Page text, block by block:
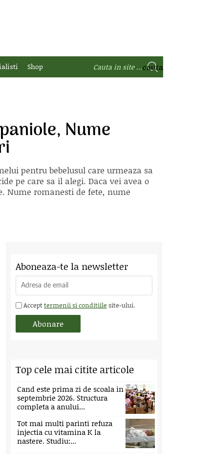
Shop
Nume
pentru bebelusul care urmeaza sa
pe care sa il alegi. Daca vei avea o
Nume romanesti de fete, nume
Aboneaza-te la newsletter
Accepttermenii si conditiile site-ului.
Top cele mai citite articole
Cand este prima zi de scoala in
septembrie 2026. Structura
completa a anului...
Tot mai multi parinti refuza
injectia cu vitamina K la
nastere. Studiu:...